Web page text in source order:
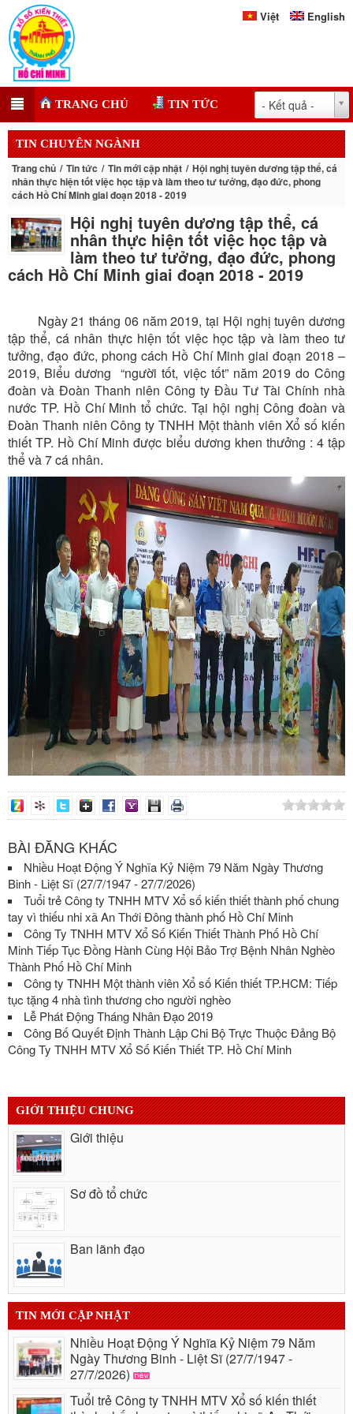
Việt English
TRANG CHỦ TIN TỨC - Kết quả -
TIN CHUYÊN NGÀNH
Trang chủ Tin tức Tin mới cập nhật
Hội nghị tuyên dương tập thể, cá
nhân thực hiện tốt việc học tập và làm theo tư tưởng, đạo đức, phong
cách Hồ Chí Minh giai đoạn 2018 - 2019
Hội nghị tuyên dương tập thể, cá
nhân thực hiện tốt việc học tập và
làm theo tư tưởng, đạo đức, phong
cách Hồ Chí Minh giai đoạn 2018 - 2019
Ngày 21 tháng 06 năm 2019, tại Hội nghị tuyên dương
tập thể, cá nhân thực hiện tốt việc học tập và làm theo tư
tưởng, đạo đức, phong cách Hồ Chí Minh giai đoạn 2018 –
2019, Biểu dương “người tốt, việc tốt” năm 2019 do Công
đoàn và Đoàn Thanh niên Công ty Đầu Tư Tài Chính nhà
nước TP. Hồ Chí Minh tổ chức. Tại hội nghị Công đoàn và
Đoàn Thanh niên Công ty TNHH Một thành viên Xổ số kiến
thiết TP. Hồ Chí Minh được biểu dương khen thưởng : 4 tập
thể và 7 cá nhân.
BÀI ĐĂNG KHÁC
Nhiều Hoạt Động Ý Nghĩa Kỷ Niệm 79 Năm Ngày Thương
Binh - Liệt Sĩ (27/7/1947 - 27/7/2026)
Tuổi trẻ Công ty TNHH MTV Xổ số kiến thiết thành phố chung
tay vì thiếu nhi xã An Thới Đông thành phố Hồ Chí Minh
Công Ty TNHH MTV Xổ Số Kiến Thiết Thành Phố Hồ Chí
Minh Tiếp Tục Đồng Hành Cùng Hội Bảo Trợ Bệnh Nhân Nghèo
Thành Phố Hồ Chí Minh
Công ty TNHH Một thành viên Xổ số Kiến thiết TP.HCM: Tiếp
tục tặng 4 nhà tình thương cho người nghèo
Lễ Phát Động Tháng Nhân Đạo 2019
Công Bố Quyết Định Thành Lập Chi Bộ Trực Thuộc Đảng Bộ
Công Ty TNHH MTV Xổ Số Kiến Thiết TP. Hồ Chí Minh
GIỚI THIỆU CHUNG
Giới thiệu
Sơ đồ tổ chức
Ban lãnh đạo
TIN MỚI CẬP NHẬT
Nhiều Hoạt Động Ý Nghĩa Kỷ Niệm 79 Năm
Ngày Thương Binh - Liệt Sĩ (27/7/1947 -
27/7/2026)
Tuổi trẻ Công ty TNHH MTV Xổ số kiến thiết